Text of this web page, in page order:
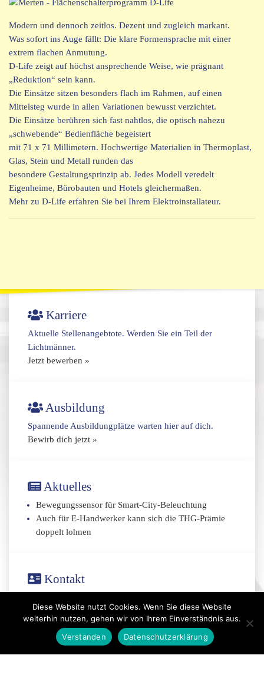
Modern und dennoch zeitlos. Dezent und zugleich markant.
Was sofort ins Auge fällt: Die klare Formensprache mit einer
extrem flachen Anmutung.
D-Life zeigt auf höchst ansprechende Weise, wie prägnant
„Reduktion“ sein kann.
Die Einsätze sitzen besonders flach im Rahmen, auf einen
Mittelsteg wurde in allen Variationen bewusst verzichtet.
Die Einsätze berühren sich fast nahtlos, die optisch nahezu
„schwebende“ Bedienfläche begeistert
mit 71 x 71 Millimetern. Hochwertige Materialien in Thermoplast,
Glas, Stein und Metall runden das
besondere Gestaltungsprinzip ab. Jedes Modell veredelt
Eigenheime, Bürobauten und Hotels gleichermaßen.
Mehr zu D-Life erfahren Sie bei Ihrem Elektroinstallateur.
Karriere
Aktuelle Stellenangebtote. Werden Sie ein Teil der
Lichtmänner.
Jetzt bewerben »
Ausbildung
Spannende Ausbildungplätze warten hier auf dich.
Bewirb dich jetzt »
Aktuelles
Bewegungssensor für Smart-City-Beleuchtung
Auch für E-Handwerker kann sich die THG-Prämie
doppelt lohnen
Kontakt
info@lichtmaenner.de
Kontakt
Datenschutz|Impressum
Diese Website nutzt Cookies. Wenn Sie diese Website
weiterhin nutzen, gehen wir von Ihrem Einverständnis aus.
Verstanden
Datenschutzerklärung